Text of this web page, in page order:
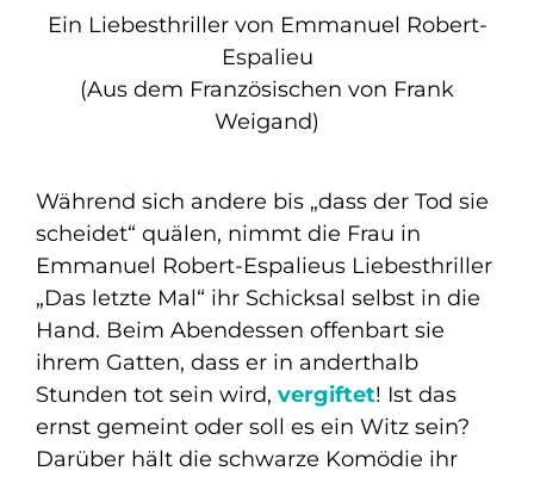
Ein Liebesthriller von Emmanuel Robert-
Espalieu
(Aus dem Französischen von Frank
Weigand)
Während sich andere bis „dass der Tod sie
scheidet“ quälen, nimmt die Frau in
Emmanuel Robert-Espalieus Liebesthriller
„Das letzte Mal“ ihr Schicksal selbst in die
Hand. Beim Abendessen offenbart sie
ihrem Gatten, dass er in anderthalb
Stunden tot sein wird, vergiftet! Ist das
ernst gemeint oder soll es ein Witz sein?
Darüber hält die schwarze Komödie ihr